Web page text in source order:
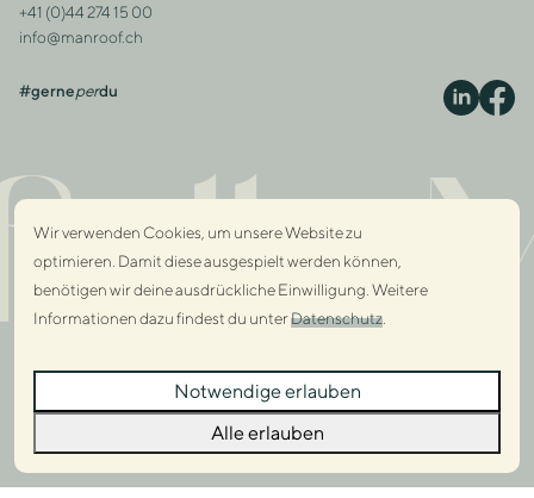
Kontakt
+41 (0)44 274 15 00
info@manroof.ch
#gerneperdu
Wir verwenden Cookies, um unsere Website zu
optimieren. Damit diese ausgespielt werden können,
benötigen wir deine ausdrückliche Einwilligung. Weitere
Informationen dazu findest du unterDatenschutz
Notwendige erlauben
Alle erlauben